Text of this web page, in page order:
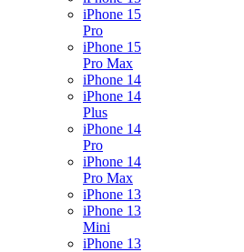
iPhone 15
Pro
iPhone 15
Pro Max
iPhone 14
iPhone 14
Plus
iPhone 14
Pro
iPhone 14
Pro Max
iPhone 13
iPhone 13
Mini
iPhone 13